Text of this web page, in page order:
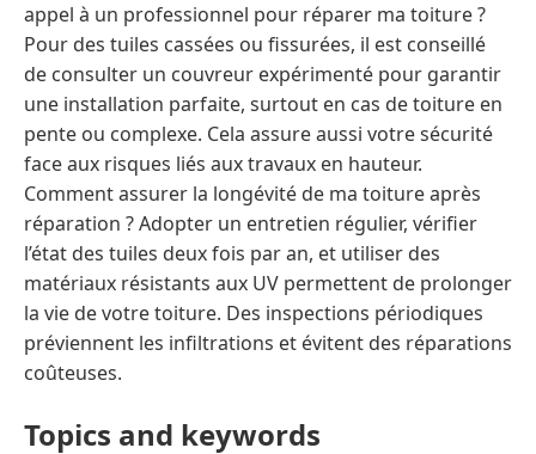
appel à un professionnel pour réparer ma toiture ?
Pour des tuiles cassées ou fissurées, il est conseillé
de consulter un couvreur expérimenté pour garantir
une installation parfaite, surtout en cas de toiture en
pente ou complexe. Cela assure aussi votre sécurité
face aux risques liés aux travaux en hauteur.
Comment assurer la longévité de ma toiture après
réparation ? Adopter un entretien régulier, vérifier
l’état des tuiles deux fois par an, et utiliser des
matériaux résistants aux UV permettent de prolonger
la vie de votre toiture. Des inspections périodiques
préviennent les infiltrations et évitent des réparations
coûteuses.
Topics and keywords